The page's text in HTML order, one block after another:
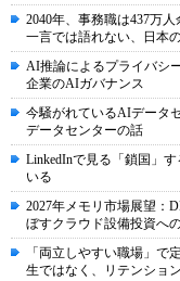
2040年、事務職は437万
一言では語れない、日本
AI推論によるプライバシ
企業のAIガバナンス
今騒がれているAIデータ
データセンターの話
LinkedInで見る「鎖国」
いる
2027年メモリ市場展望：
ぼすクラウド設備投資へ
「両立しやすい職場」で
生ではなく、リテンショ